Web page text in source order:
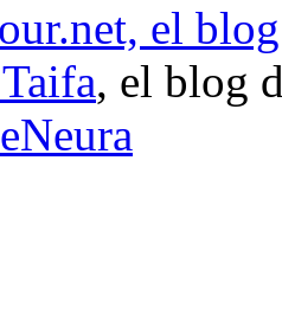
el
, el blog